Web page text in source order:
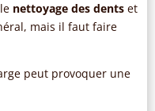
nettoyage des dents et
mais il faut faire
peut provoquer une